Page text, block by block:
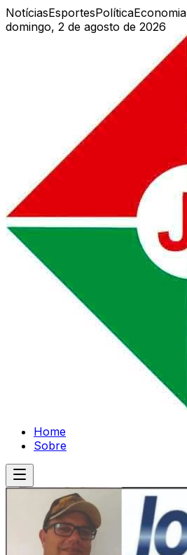
NotíciasEsportesPolíticaEconomia
domingo, 2 de agosto de 2026
Home
Sobre